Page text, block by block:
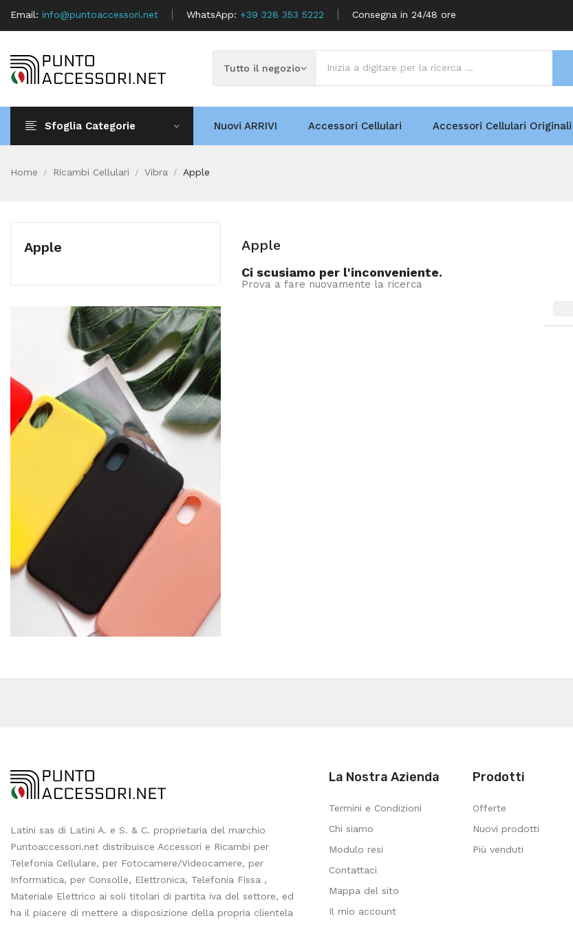
Email: info@puntoaccessori.net WhatsApp: +39 328 353 5222 Consegna in 24/48 ore
Sfoglia Categorie Nuovi ARRIVI Accessori Cellulari Accessori Cellulari Originali
Home Ricambi Cellulari Vibra Apple
Apple Apple
Ci scusiamo per l'inconveniente.
Prova a fare nuovamente la ricerca
Latini sas di Latini A. e S. & C. proprietaria del marchio
Puntoaccessori.net distribuisce Accessori e Ricambi per
Telefonia Cellulare, per Fotocamere/Videocamere, per
Informatica, per Consolle, Elettronica, Telefonia Fissa ,
Materiale Elettrico ai soli titolari di partita iva del settore, ed
ha il piacere di mettere a disposizione della propria clientela
La Nostra Azienda
Termini e Condizioni
Chi siamo
Modulo resi
Contattaci
Mappa del sito
Il mio account
Prodotti
Offerte
Nuovi prodotti
Più venduti